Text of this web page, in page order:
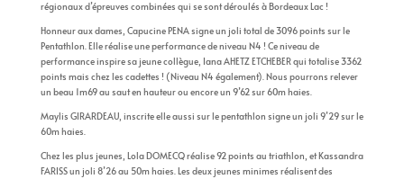
régionaux d’épreuves combinées qui se sont déroulés à Bordeaux Lac !
Honneur aux dames, Capucine PENA signe un joli total de 3096 points sur le
Pentathlon. Elle réalise une performance de niveau N4 ! Ce niveau de
performance inspire sa jeune collègue, Iana AHETZ ETCHEBER qui totalise 3362
points mais chez les cadettes ! (Niveau N4 également). Nous pourrons relever
un beau 1m69 au saut en hauteur ou encore un 9’62 sur 60m haies.
Maylis GIRARDEAU, inscrite elle aussi sur le pentathlon signe un joli 9’29 sur le
60m haies.
Chez les plus jeunes, Lola DOMECQ réalise 92 points au triathlon, et Kassandra
FARISS un joli 8’26 au 50m haies. Les deux jeunes minimes réalisent des